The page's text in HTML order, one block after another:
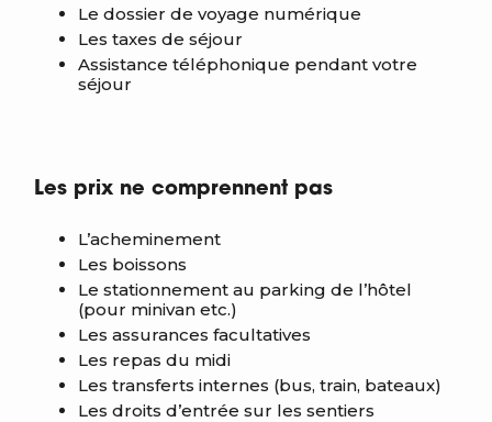
Le dossier de voyage numérique
Les taxes de séjour
Assistance téléphonique pendant votre
séjour
Les prix ne comprennent pas
L’acheminement
Les boissons
Le stationnement au parking de l’hôtel
(pour minivan etc.)
Les assurances facultatives
Les repas du midi
Les transferts internes (bus, train, bateaux)
Les droits d’entrée sur les sentiers